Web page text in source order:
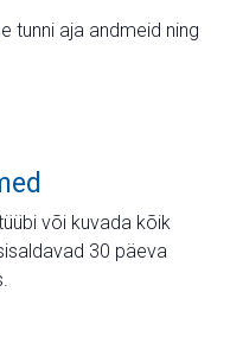
tunni aja andmeid ning
või kuvada kõik
30 päeva